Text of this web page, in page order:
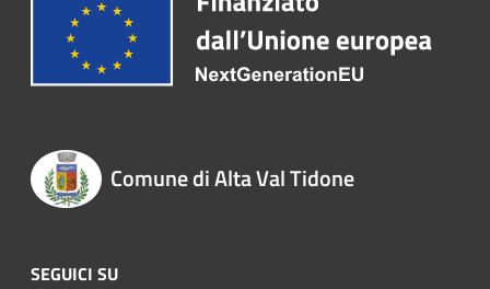
Comune di Alta Val Tidone
SEGUICI SU